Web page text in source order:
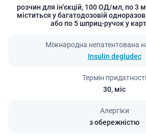
розчин для ін'єкцій, 100 ОД/мл, по 3
міститься у багатодозовій
або по 5 шприц-ручок у
Міжнародна непатентована
Insulin degludec
Термін придатності
30, міс
Алергіки
з обережністю